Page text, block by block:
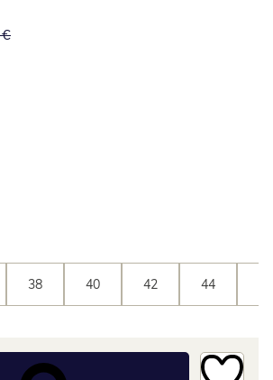
€, vorheriger Preis: 34,99 €
38 40 42 44